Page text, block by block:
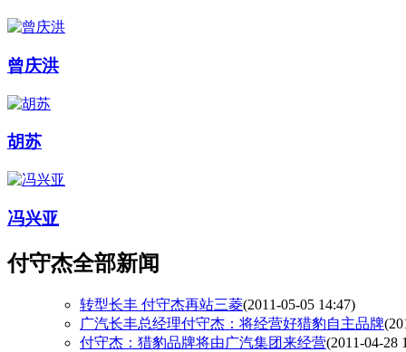
曾庆洪
胡苏
冯兴亚
付守杰全部新闻
转型长丰 付守杰再站三菱(2011-05-05 14:47)
广汽长丰总经理付守杰：将经营好猎豹自主品牌
付守杰：猎豹品牌将由广汽集团来经营(2011-04-28